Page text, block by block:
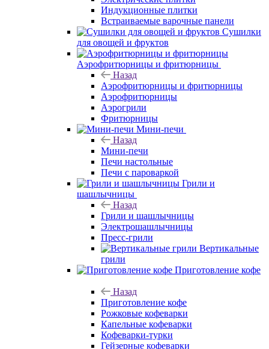
Индукционные плитки
Встраиваемые варочные панели
Сушилки
для овощей и фруктов
Аэрофритюрницы и фритюрницы
Назад
Аэрофритюрницы и фритюрницы
Аэрофритюрницы
Аэрогрили
Фритюрницы
Мини-печи
Назад
Мини-печи
Печи настольные
Печи с пароваркой
Грили и
шашлычницы
Назад
Грили и шашлычницы
Электрошашлычницы
Пресс-грили
Вертикальные
грили
Приготовление кофе
Назад
Приготовление кофе
Рожковые кофеварки
Капельные кофеварки
Кофеварки-турки
Гейзерные кофеварки